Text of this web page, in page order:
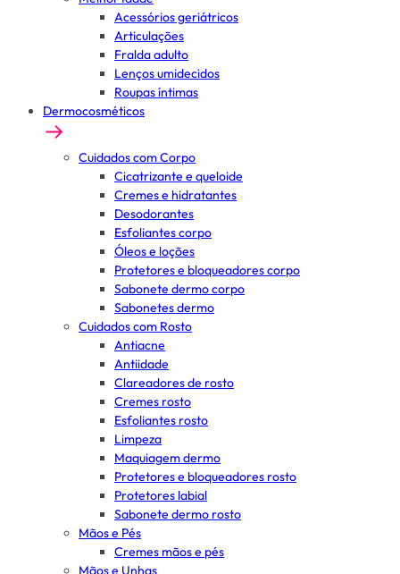
Acessórios geriátricos
Articulações
Fralda adulto
Lenços umidecidos
Roupas íntimas
Dermocosméticos
Cuidados com Corpo
Cicatrizante e queloide
Cremes e hidratantes
Desodorantes
Esfoliantes corpo
Óleos e loções
Protetores e bloqueadores corpo
Sabonete dermo corpo
Sabonetes dermo
Cuidados com Rosto
Antiacne
Antiidade
Clareadores de rosto
Cremes rosto
Esfoliantes rosto
Limpeza
Maquiagem dermo
Protetores e bloqueadores rosto
Protetores labial
Sabonete dermo rosto
Mãos e Pés
Cremes mãos e pés
Mãos e Unhas